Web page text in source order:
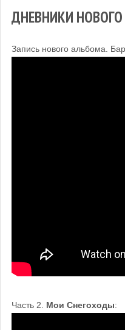
ДНЕВНИКИ
Запись нового альбома.
Часть 2. Мои Снегоходы: